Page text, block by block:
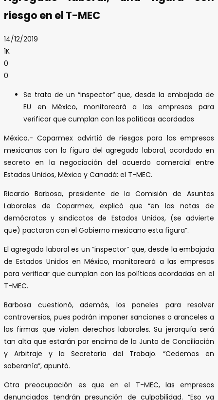
riesgo en el T-MEC
14/12/2019
1K
0
0
Se trata de un “inspector” que, desde la embajada de
EU en México, monitoreará a las empresas para
verificar que cumplan con las políticas acordadas
México.- Coparmex advirtió de riesgos para las empresas
mexicanas con la figura del agregado laboral, acordado en
secreto en la negociación del acuerdo comercial entre
Estados Unidos, México y Canadá: el T-MEC.
Ricardo Barbosa, presidente de la Comisión de Asuntos
Laborales de Coparmex, explicó que “en las notas de
demócratas y sindicatos de Estados Unidos, (se advierte
que) pactaron con el Gobierno mexicano esta figura”.
El agregado laboral es un “inspector” que, desde la embajada
de Estados Unidos en México, monitoreará a las empresas
para verificar que cumplan con las políticas acordadas en el
T-MEC.
Barbosa cuestionó, además, los paneles para resolver
controversias, pues podrán imponer sanciones o aranceles a
las firmas que violen derechos laborales. Su jerarquía será
tan alta que estarán por encima de la Junta de Conciliación
y Arbitraje y la Secretaría del Trabajo. “Cedemos en
soberanía”, apuntó.
Otra preocupación es que en el T-MEC, las empresas
denunciadas tendrán presunción de culpabilidad. “Eso va